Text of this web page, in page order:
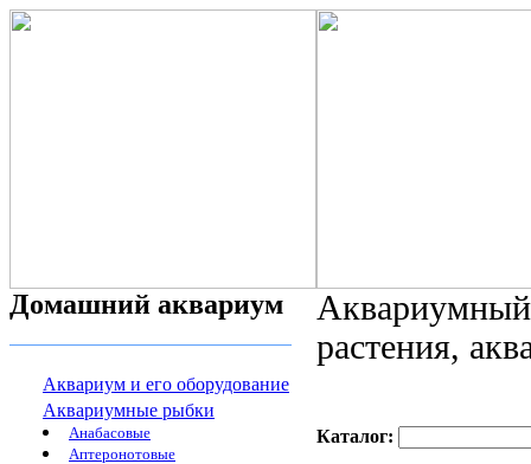
Домашний аквариум
Аквариум и его оборудование
Аквариумные рыбки
Анабасовые
Аптеронотовые
растения,
Каталог: